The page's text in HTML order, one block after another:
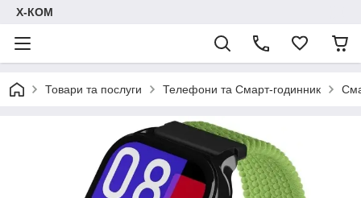
Х-КОМ
Товари та послуги Телефони та Смарт-годинник